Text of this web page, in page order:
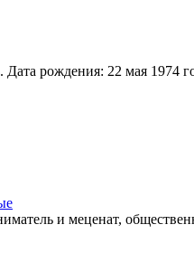
рождения: 22 мая 1974
и меценат,